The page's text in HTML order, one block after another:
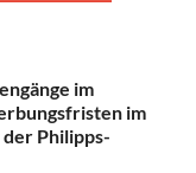
im
im
Philipps-